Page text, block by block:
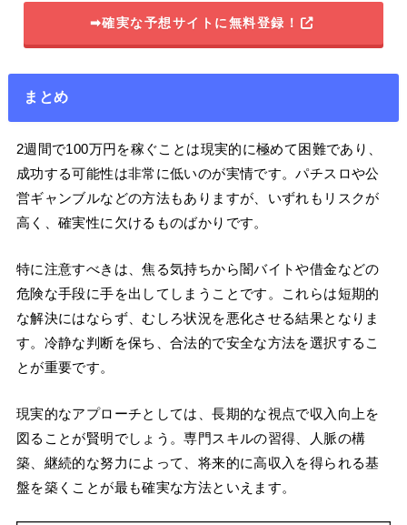
➡確実な予想サイトに無料登録！
まとめ
2週間で100万円を稼ぐことは現実的に極めて困難であり、
成功する可能性は非常に低いのが実情です。パチスロや公
営ギャンブルなどの方法もありますが、いずれもリスクが
高く、確実性に欠けるものばかりです。
特に注意すべきは、焦る気持ちから闇バイトや借金などの
危険な手段に手を出してしまうことです。これらは短期的
な解決にはならず、むしろ状況を悪化させる結果となりま
す。冷静な判断を保ち、合法的で安全な方法を選択するこ
とが重要です。
現実的なアプローチとしては、長期的な視点で収入向上を
図ることが賢明でしょう。専門スキルの習得、人脈の構
築、継続的な努力によって、将来的に高収入を得られる基
盤を築くことが最も確実な方法といえます。